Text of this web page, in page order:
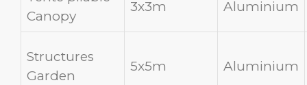
Canopy
3x3m Aluminium
Structures
Garden
5x5m Aluminium